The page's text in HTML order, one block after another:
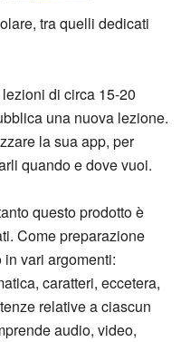
tra quelli dedicati
di circa 15-20
una nuova lezione.
la sua app, per
quando e dove vuoi.
questo prodotto è
Come preparazione
vari argomenti:
caratteri, eccetera,
relative a ciascun
audio, video,